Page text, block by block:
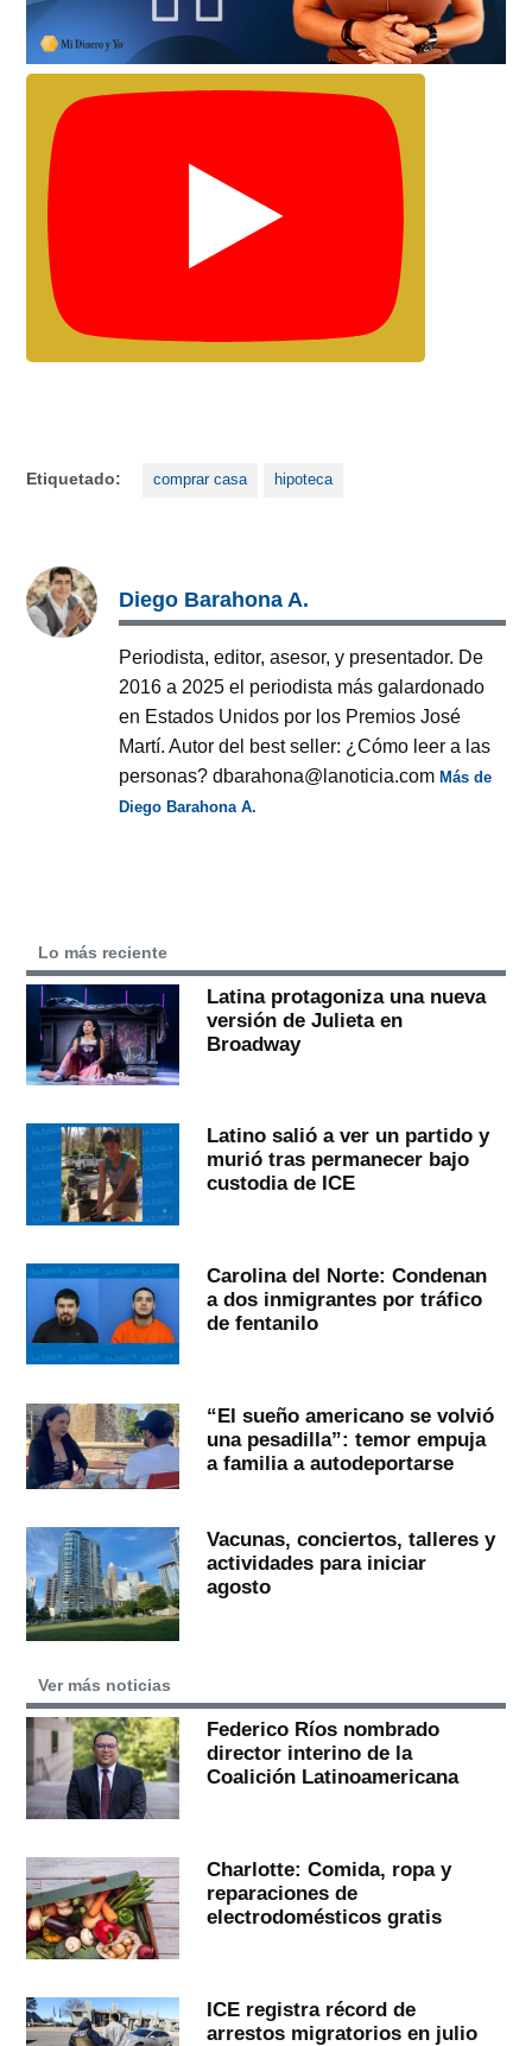
Etiquetado: comprar casa hipoteca
Diego Barahona A.
Periodista, editor, asesor, y presentador. De
2016 a 2025 el periodista más galardonado
en Estados Unidos por los Premios José
Martí. Autor del best seller: ¿Cómo leer a las
personas? dbarahona@lanoticia.comMás de
Diego Barahona A.
Lo más reciente
Latina protagoniza una nueva
versión de Julieta en
Broadway
Latino salió a ver un partido y
murió tras permanecer bajo
custodia de ICE
Carolina del Norte: Condenan
a dos inmigrantes por tráfico
de fentanilo
“El sueño americano se volvió
una pesadilla”: temor empuja
a familia a autodeportarse
Vacunas, conciertos, talleres y
actividades para iniciar
agosto
Ver más noticias
Federico Ríos nombrado
director interino de la
Coalición Latinoamericana
Charlotte: Comida, ropa y
reparaciones de
electrodomésticos gratis
ICE registra récord de
arrestos migratorios en julio